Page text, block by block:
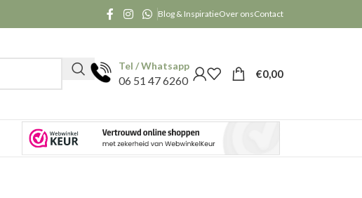
Blog & InspiratieOver onsContact
Tel / Whatsapp
06 51 47 6260
€0,00